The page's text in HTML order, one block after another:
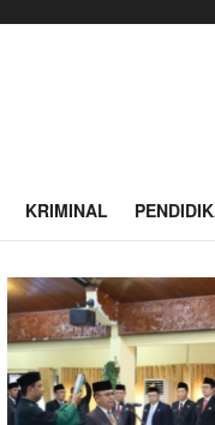
KRIMINAL